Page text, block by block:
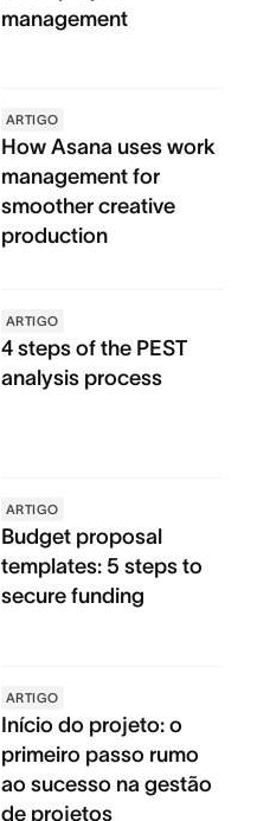
management
ARTIGO
How Asana uses work
management for
smoother creative
production
ARTIGO
4 steps of the PEST
analysis process
ARTIGO
Budget proposal
templates: 5 steps to
secure funding
ARTIGO
Início do projeto: o
primeiro passo rumo
ao sucesso na gestão
de projetos